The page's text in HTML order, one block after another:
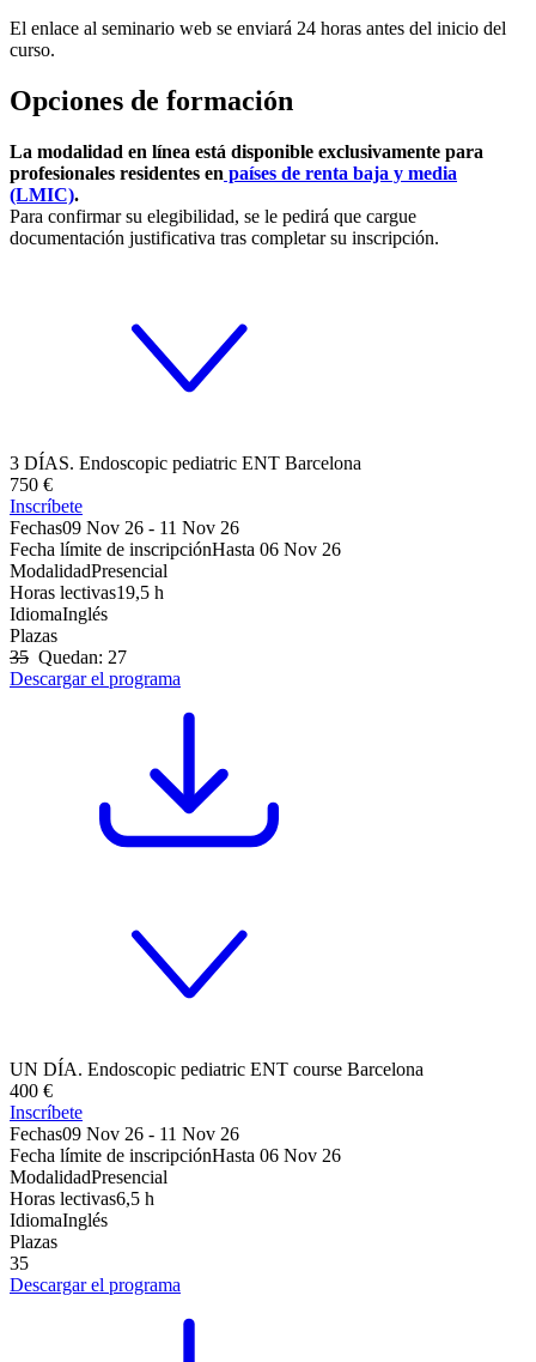
El enlace al seminario web se enviará 24 horas antes del inicio del
curso.
Opciones de formación
La modalidad en línea está disponible exclusivamente para
profesionales residentes en países de renta baja y media
(LMIC).
Para confirmar su elegibilidad, se le pedirá que cargue
documentación justificativa tras completar su inscripción.
3 DÍAS. Endoscopic pediatric ENT Barcelona
750 €
Inscríbete
Fechas09 Nov 26 - 11 Nov 26
Fecha límite de inscripciónHasta 06 Nov 26
ModalidadPresencial
Horas lectivas19,5 h
IdiomaInglés
Plazas
35 Quedan: 27
Descargar el programa
UN DÍA. Endoscopic pediatric ENT course Barcelona
400 €
Inscríbete
Fechas09 Nov 26 - 11 Nov 26
Fecha límite de inscripciónHasta 06 Nov 26
ModalidadPresencial
Horas lectivas6,5 h
IdiomaInglés
Plazas
35
Descargar el programa